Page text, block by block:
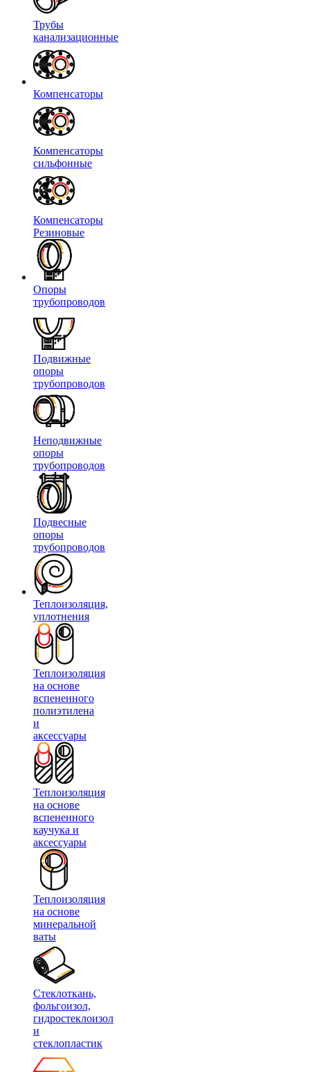
Трубы
канализационные
Компенсаторы
Компенсаторы
сильфонные
Компенсаторы
Резиновые
Опоры
трубопроводов
Подвижные
опоры
трубопроводов
Неподвижные
опоры
трубопроводов
Подвесные
опоры
трубопроводов
Теплоизоляция,
уплотнения
Теплоизоляция
на основе
вспененного
полиэтилена
и
аксессуары
Теплоизоляция
на основе
вспененного
каучука и
аксессуары
Теплоизоляция
на основе
минеральной
ваты
Стеклоткань,
фольгоизол,
гидростеклоизол
и
стеклопластик